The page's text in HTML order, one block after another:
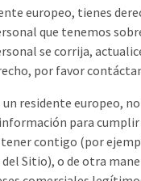
europeo, tienes
que tenemos
se corrija,
por favor
un residente europeo,
para
contigo (por
Sitio), o de otra